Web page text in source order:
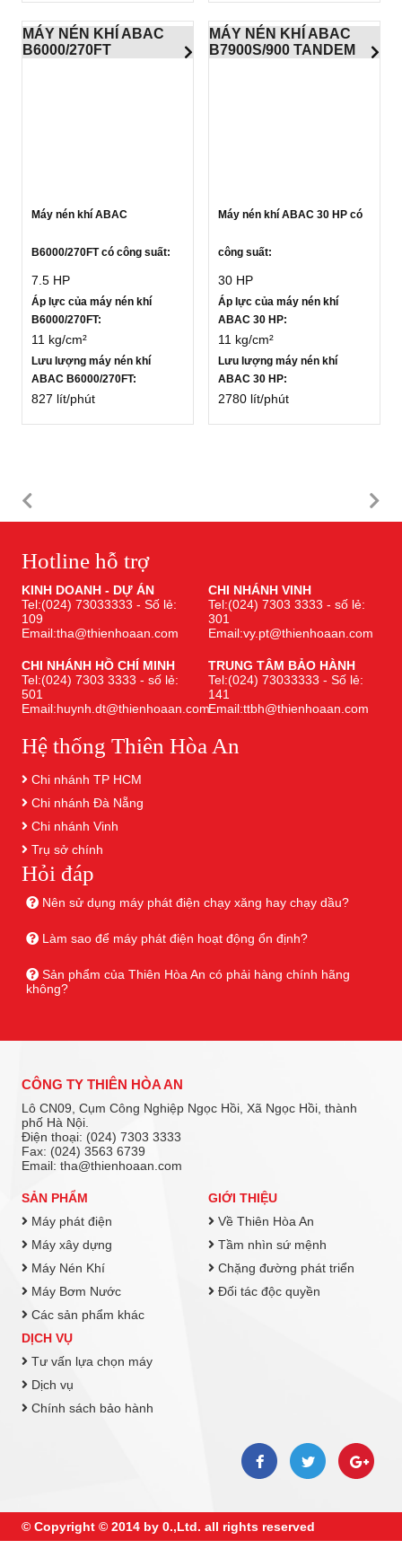
MÁY NÉN KHÍ ABAC
B6000/270FT
Máy nén khí ABAC
B6000/270FT có công suất:
7.5 HP
Áp lực của máy nén khí
B6000/270FT:
11 kg/cm²
Lưu lượng máy nén khí
ABAC B6000/270FT:
827 lít/phút
MÁY NÉN KHÍ ABAC
B7900S/900 TANDEM
Máy nén khí ABAC 30 HP có
công suất:
30 HP
Áp lực của máy nén khí
ABAC 30 HP:
11 kg/cm²
Lưu lượng máy nén khí
ABAC 30 HP:
2780 lít/phút
Hotline hỗ trợ
KINH DOANH - DỰ ÁN
Tel:(024) 73033333 - Số lẻ:
109
Email:tha@thienhoaan.com
CHI NHÁNH VINH
Tel:(024) 7303 3333 - số lẻ:
301
Email:vy.pt@thienhoaan.com
CHI NHÁNH HỒ CHÍ MINH
Tel:(024) 7303 3333 - số lẻ:
501
Email:huynh.dt@thienhoaan.com
TRUNG TÂM BẢO HÀNH
Tel:(024) 73033333 - Số lẻ:
141
Email:ttbh@thienhoaan.com
Hệ thống Thiên Hòa An
Chi nhánh TP HCM
Chi nhánh Đà Nẵng
Chi nhánh Vinh
Trụ sở chính
Hỏi đáp
Nên sử dụng máy phát điện chạy xăng hay chạy dầu?
Làm sao để máy phát điện hoạt động ổn định?
Sản phẩm của Thiên Hòa An có phải hàng chính hãng
không?
CÔNG TY THIÊN HÒA AN
Lô CN09, Cụm Công Nghiệp Ngọc Hồi, Xã Ngọc Hồi, thành
phố Hà Nội.
Điện thoại: (024) 7303 3333
Fax: (024) 3563 6739
Email: tha@thienhoaan.com
SẢN PHẨM
Máy phát điện
Máy xây dựng
Máy Nén Khí
Máy Bơm Nước
Các sản phẩm khác
GIỚI THIỆU
Về Thiên Hòa An
Tầm nhìn sứ mệnh
Chặng đường phát triển
Đối tác độc quyền
DỊCH VỤ
Tư vấn lựa chọn máy
Dịch vụ
Chính sách bảo hành
© Copyright © 2014 by 0.,Ltd. all rights reserved